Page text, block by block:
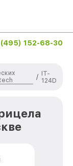
152-68-30
/ IT-
124D